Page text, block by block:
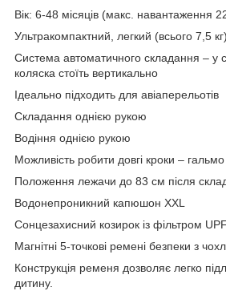
Вік: 6-48 місяців (макс. навантаження
Ультракомпактний, легкий (всього 7,5 кг)
Система автоматичного складання – у
коляска стоїть вертикально
Ідеально підходить для авіаперельотів
Складання однією рукою
Водіння однією рукою
Можливість робити довгі кроки –
Положення лежачи до 83 см після
Водонепроникний капюшон XXL
Сонцезахисний козирок із фільтром
Магнітні 5-точкові ремені безпеки з
Конструкція ременя дозволяє легко
дитину.